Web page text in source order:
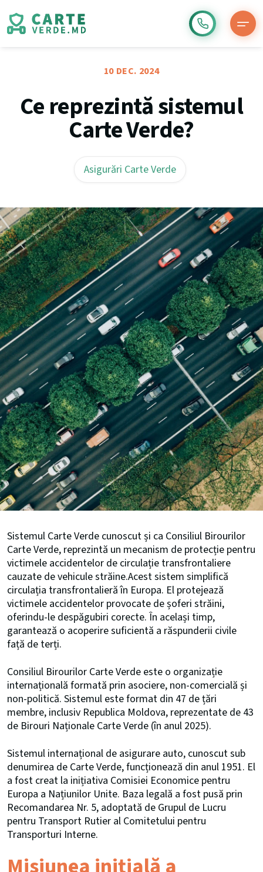
10 DEC. 2024
Ce reprezintă sistemul
Carte Verde?
Asigurări Carte Verde
Sistemul Carte Verde cunoscut și ca Consiliul Birourilor
Carte Verde, reprezintă un mecanism de protecție pentru
victimele accidentelor de circulație transfrontaliere
cauzate de vehicule străine.Acest sistem simplifică
circulația transfrontalieră în Europa. El protejează
victimele accidentelor provocate de șoferi străini,
oferindu-le despăgubiri corecte. În același timp,
garantează o acoperire suficientă a răspunderii civile
față de terți.
Consiliul Birourilor Carte Verde este o organizație
internațională formată prin asociere, non-comercială și
non-politică. Sistemul este format din 47 de țări
membre, inclusiv Republica Moldova, reprezentate de 43
de Birouri Naționale Carte Verde (în anul 2025).
Sistemul internațional de asigurare auto, cunoscut sub
denumirea de Carte Verde, funcționează din anul 1951. El
a fost creat la inițiativa Comisiei Economice pentru
Europa a Națiunilor Unite. Baza legală a fost pusă prin
Recomandarea Nr. 5, adoptată de Grupul de Lucru
pentru Transport Rutier al Comitetului pentru
Transporturi Interne.